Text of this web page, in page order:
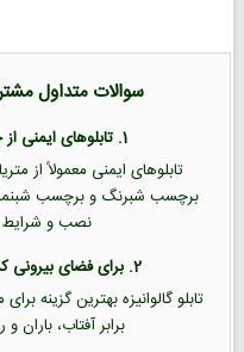
سوالات متداول
1. تابلوهای ایمنی از چه جنسی ساخته می‌شوند؟
برچسب شبرنگ و برچسب
نصب و شرایط
2. برای فضای بیرونی کدام نوع تابلو مناسب‌تر است؟
تابلو گالوانیزه بهترین گزینه
برابر آفتاب، باران